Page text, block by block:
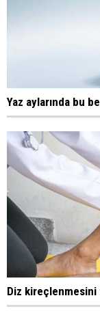
Yaz aylarında bu
Diz